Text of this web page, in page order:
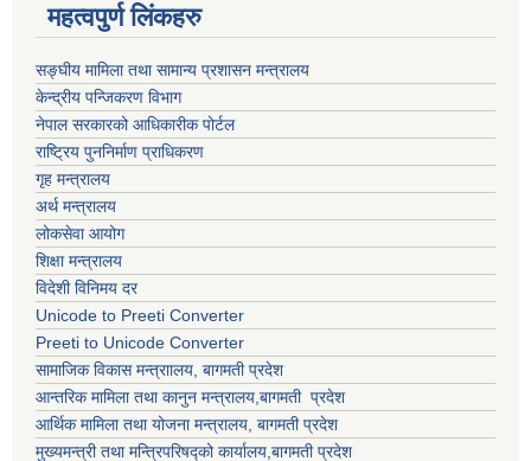
महत्वपुर्ण लिंकहरु
सङ्घीय मामिला तथा सामान्य प्रशासन मन्त्रालय
केन्द्रीय पन्जिकरण विभाग
नेपाल सरकारको आधिकारीक पोर्टल
राष्ट्रिय पुननिर्माण प्राधिकरण
गृह मन्त्रालय
अर्थ मन्त्रालय
लोकसेवा आयोग
शिक्षा मन्त्रालय
विदेशी विनिमय दर
Unicode to Preeti Converter
Preeti to Unicode Converter
सामाजिक विकास मन्त्राालय, बागमती प्रदेश
आन्तरिक मामिला तथा कानुन मन्त्रालय,बागमती प्रदेश
आर्थिक मामिला तथा योजना मन्त्रालय, बागमती प्रदेश
मुख्यमन्त्री तथा मन्त्रिपरिषद्को कार्यालय,बागमती प्रदेश